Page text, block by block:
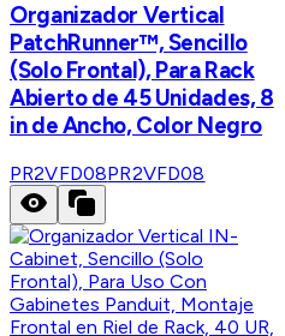
Organizador Vertical
PatchRunner™, Sencillo
(Solo Frontal), Para Rack
Abierto de 45 Unidades, 8
in de Ancho, Color Negro
PR2VFD08PR2VFD08